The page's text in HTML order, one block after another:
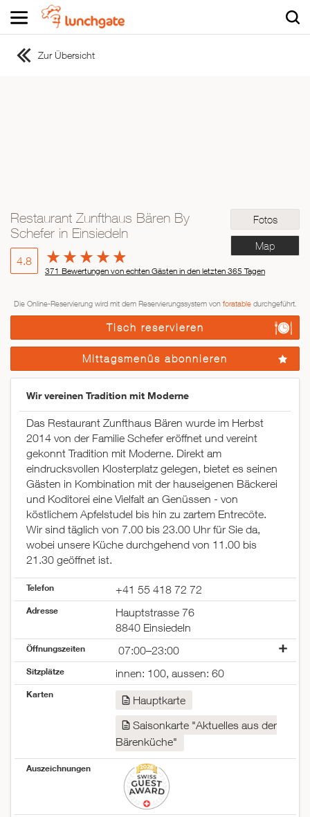
ZUR STARTSEITE
Mexikanisch
Zur Übersicht
Fotos
Map
Restaurant Zunfthaus Bären By
Schefer in Einsiedeln
4.8
371 Bewertungen von echten Gästen in den letzten 365 Tagen
Die Online-Reservierung wird mit dem Reservierungssystem von foratabledurchgeführt.
Tisch reservieren
Mittagsmenüs abonnieren
Wir vereinen Tradition mit Moderne
Das Restaurant Zunfthaus Bären wurde im Herbst
2014 von der Familie Schefer eröffnet und vereint
gekonnt Tradition mit Moderne. Direkt am
eindrucksvollen Klosterplatz gelegen, bietet es seinen
Gästen in Kombination mit der hauseigenen Bäckerei
und Koditorei eine Vielfalt an Genüssen - von
köstlichem Apfelstudel bis hin zu zartem Entrecôte.
Wir sind täglich von 7.00 bis 23.00 Uhr für Sie da,
wobei unsere Küche durchgehend von 11.00 bis
21.30 geöffnet ist.
Telefon +41 55 418 72 72
Adresse
Hauptstrasse 76
8840 Einsiedeln
Öffnungszeiten
07:00–23:00
Montag
Mittwoch
Sonntag
07:00–23:00
07:00–23:00
07:00–23:00
07:00–00:00
07:00–00:00
07:00–23:00
Sitzplätze innen: 100, aussen: 60
Karten
Hauptkarte
Saisonkarte "Aktuelles aus der
Bärenküche"
Auszeichnungen